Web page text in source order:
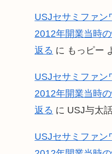
USJセサミファン
2012年開業当時
返る に もっピー
USJセサミファン
2012年開業当時
返る に USJ与太
USJセサミファン